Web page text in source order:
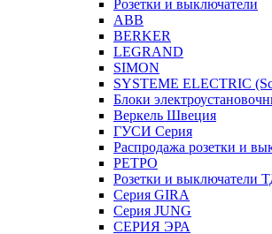
Розетки и выключатели
ABB
BERKER
LEGRAND
SIMON
SYSTEME ELECTRIC
Блоки
Веркель Швеция
ГУСИ Серия
Распродажа розетки и
РЕТРО
Розетки и выключатели
Серия GIRA
Серия JUNG
СЕРИЯ ЭРА